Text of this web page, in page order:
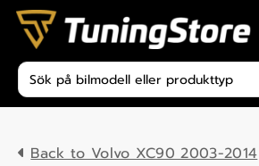
Skip to content
Produktsökning
Back to Volvo XC90 2003-2014